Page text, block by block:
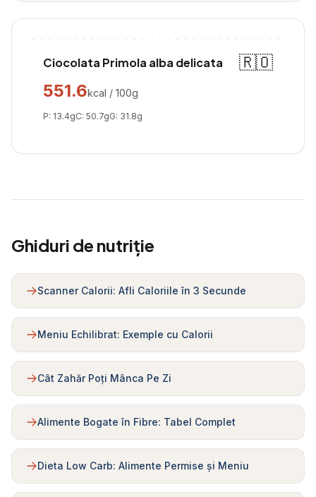
Ciocolata Primola alba delicata
🇷🇴
551.6kcal / 100g
P: 13.4gC: 50.7gG: 31.8g
Ghiduri de nutriție
Scanner Calorii: Afli Caloriile în 3 Secunde
Meniu Echilibrat: Exemple cu Calorii
Cât Zahăr Poți Mânca Pe Zi
Alimente Bogate în Fibre: Tabel Complet
Dieta Low Carb: Alimente Permise și Meniu